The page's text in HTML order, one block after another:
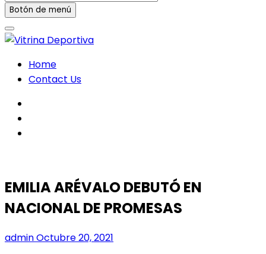
…Botón de menú
Home
Contact Us
EMILIA ARÉVALO DEBUTÓ EN
NACIONAL DE PROMESAS
adminOctubre 20, 2021